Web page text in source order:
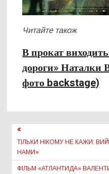
Читайте також
В прокат
дороги» Наталки
фото backstage)
Навігація
записів
ТІЛЬКИ НІКОМУ НЕ КАЖИ:
НАМИ»
ФІЛЬМ «АТЛАНТИДА»